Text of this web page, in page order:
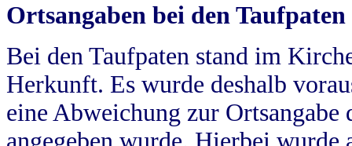
Ortsangaben bei den Taufpaten
Bei den Taufpaten stand im
Herkunft. Es wurde deshalb
eine Abweichung zur